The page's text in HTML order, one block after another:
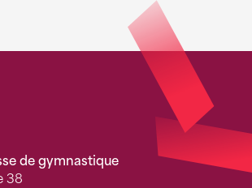
de gymnastique
38